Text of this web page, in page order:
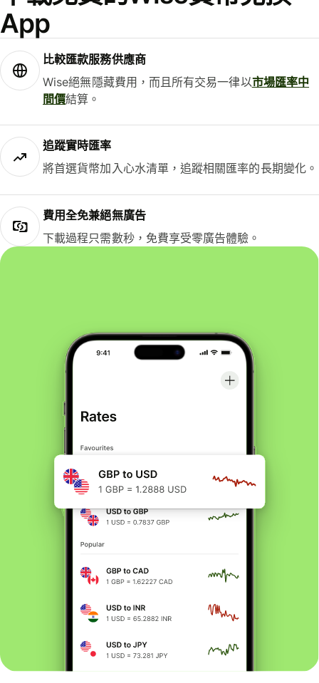
App
比較匯款服務供應商
Wise絕無隱藏費用，而且所有交易一律以市場匯率中
間價結算。
追蹤實時匯率
將首選貨幣加入心水清單，追蹤相關匯率的長期變化。
費用全免兼絕無廣告
下載過程只需數秒，免費享受零廣告體驗。